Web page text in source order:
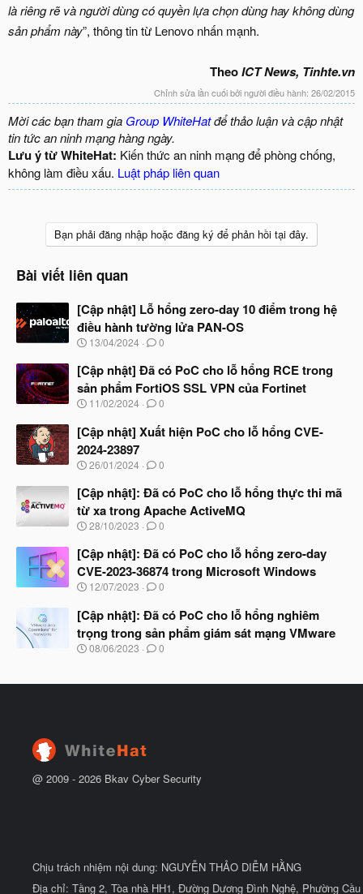
là riêng rẽ và người dùng có quyền lựa chọn dùng hay không dùng
sản phẩm này”, thông tin từ Lenovo nhấn mạnh.
TheoICT News, Tinhte.vn
Chỉnh sửa lần cuối bởi người điều hành: 26/02/2015
Mời các bạn tham gia Group WhiteHatđể thảo luận và cập nhật
tin tức an ninh mạng hàng ngày.
Lưu ý từ WhiteHat: Kiến thức an ninh mạng để phòng chống,
không làm điều xấu. Luật pháp liên quan
Bạn phải đăng nhập hoặc đăng ký để phản hồi tại đây.
Bài viết liên quan
[Cập nhật] Lỗ hổng zero-day 10 điểm trong hệ
điều hành tường lửa PAN-OS
N
à
y
b
ắ
đ
ầ
u
13/04/2024 0
[Cập nhật] Đã có PoC cho lỗ hổng RCE trong
sản phẩm FortiOS SSL VPN của Fortinet
N
à
y
b
ắ
đ
ầ
u
11/02/2024 0
[Cập nhật] Xuất hiện PoC cho lỗ hổng CVE-
2024-23897
N
à
y
b
ắ
đ
ầ
u
26/01/2024 0
[Cập nhật]: Đã có PoC cho lỗ hổng thực thi mã
từ xa trong Apache ActiveMQ
N
à
y
b
ắ
đ
ầ
u
28/10/2023 0
[Cập nhật]: Đã có PoC cho lỗ hổng zero-day
CVE-2023-36874 trong Microsoft Windows
N
à
y
b
ắ
12/07/2023 0
[Cập nhật]: Đã có PoC cho lỗ hổng nghiêm
trọng trong sản phẩm giám sát mạng VMware
N
y
ầ
08/06/2023 0
@ 2009 - 2026 Bkav Cyber Security
Chịu trách nhiệm nội dung: NGUYỄN THẢO DIỄM HẰNG
Địa chỉ: Tầng 2, Tòa nhà HH1, Đường Dương Đình Nghệ, Phường